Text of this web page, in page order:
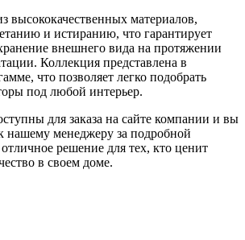
высококачественных материалов,
и истиранию, что гарантирует
внешнего вида на протяжении
Коллекция представлена в
что позволяет легко подобрать
под любой интерьер.
для заказа на сайте компании и вы
нашему менеджеру за подробной
решение для тех, кто ценит
в своем доме.